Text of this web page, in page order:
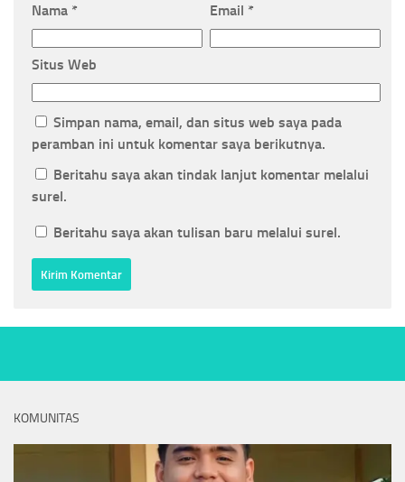
Nama * Email *
Situs Web
Simpan nama, email, dan situs web saya pada
peramban ini untuk komentar saya berikutnya.
Beritahu saya akan tindak lanjut komentar melalui
surel.
Beritahu saya akan tulisan baru melalui surel.
KOMUNITAS